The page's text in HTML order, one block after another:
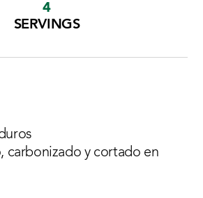
4
SERVINGS
carbonizado y cortado en